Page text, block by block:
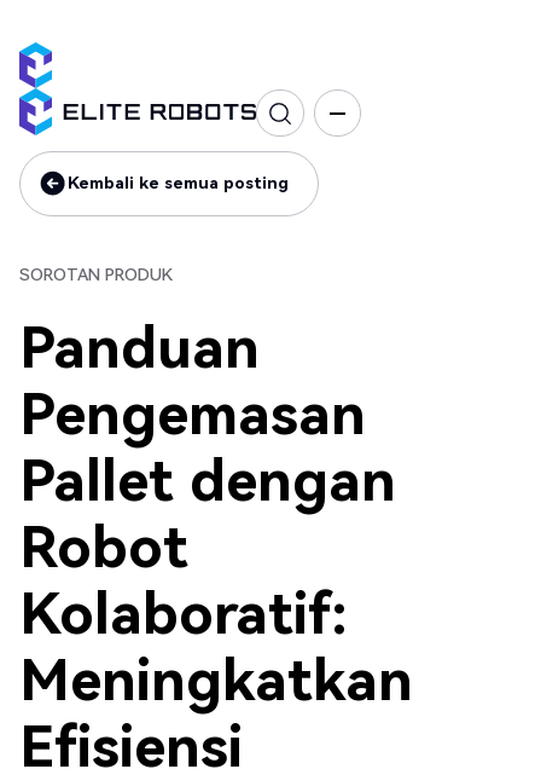
Kembali ke semua posting
Kembali ke semua posting
SOROTAN PRODUK
Panduan
Pengemasan
Pallet dengan
Robot
Kolaboratif:
Meningkatkan
Efisiensi